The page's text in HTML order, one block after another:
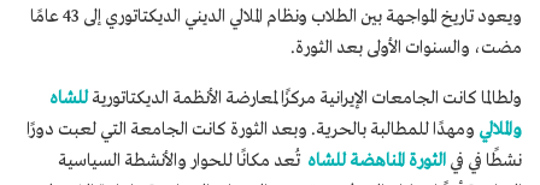
ويعود تاريخ المواجهة بين الطلاب ونظام الملالي الديني الديكتاتوري إلى 43 عامًا
مضت، والسنوات الأولى بعد الثورة.
ولطالما كانت الجامعات الإيرانية مركزًا لمعارضة الأنظمة الديكتاتوريةللشاه
والملالي ومهدًا للمطالبة بالحرية. وبعد الثورة كانت الجامعة التي لعبت دورًا
نشطًا في في الثورة المناهضة للشاه تُعد مكانًا للحوار والأنشطة السياسية